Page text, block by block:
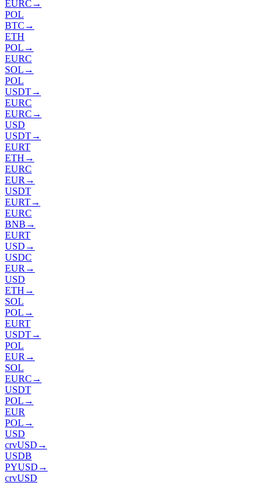
EURC →
POL
BTC →
ETH
POL →
EURC
SOL →
POL
USDT→
EURC
EURC →
USD
USDT→
EURT
ETH →
EURC
EUR →
USDT
EURT→
EURC
BNB →
EURT
USD →
USDC
EUR →
USD
ETH →
SOL
POL →
EURT
USDT→
POL
EUR →
SOL
EURC →
USDT
POL →
EUR
POL →
USD
crvUSD →
USDB
PYUSD →
crvUSD